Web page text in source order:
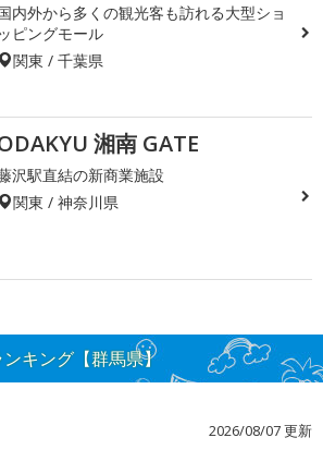
内外から多くの観光客も訪れる大型ショ
ッピングモール
関東 / 千葉県
湘南 GATE
沢駅直結の新商業施設
関東 / 神奈川県
キング【群馬県】
2026/08/07 更新